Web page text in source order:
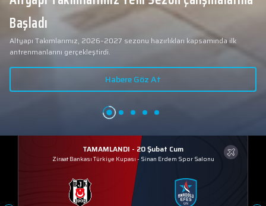
Sağlık Merkezi Hastanesi'nde sağlık
kontrolünden geçti.
2026 - 2027 sezonu öncesindeki transfer çalışmalarımız kapsamında
yeni transferlerimizden Collin Malcolm, bugün partnerimiz Anadolu Sağlık
Merkezi Hastanesi'nde kapsamlı sağlık kontrollerinden geçti.
Habere Göz At
TAMAMLANDI - 20 Şubat Cum
Ziraat Bankası Türkiye Kupası - Sinan Erdem Spor Salonu